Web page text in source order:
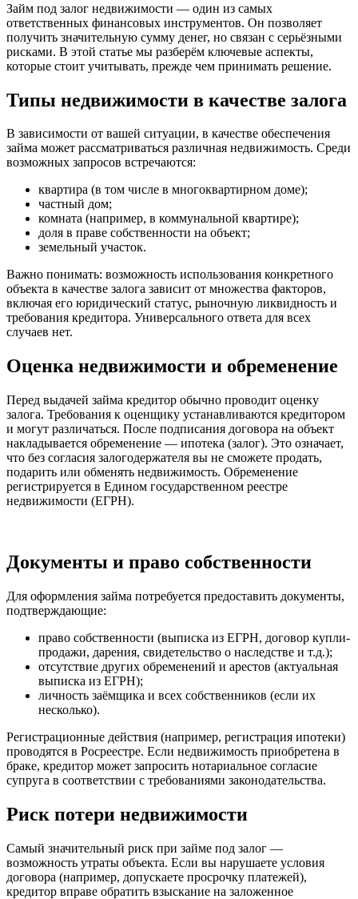
Займ под залог недвижимости — один из самых
ответственных финансовых инструментов. Он позволяет
получить значительную сумму денег, но связан с серьёзными
рисками. В этой статье мы разберём ключевые аспекты,
которые стоит учитывать, прежде чем принимать решение.
Типы недвижимости в качестве залога
В зависимости от вашей ситуации, в качестве обеспечения
займа может рассматриваться различная недвижимость. Среди
возможных запросов встречаются:
квартира (в том числе в многоквартирном доме);
частный дом;
комната (например, в коммунальной квартире);
доля в праве собственности на объект;
земельный участок.
Важно понимать: возможность использования конкретного
объекта в качестве залога зависит от множества факторов,
включая его юридический статус, рыночную ликвидность и
требования кредитора. Универсального ответа для всех
случаев нет.
Оценка недвижимости и обременение
Перед выдачей займа кредитор обычно проводит оценку
залога. Требования к оценщику устанавливаются кредитором
и могут различаться. После подписания договора на объект
накладывается обременение — ипотека (залог). Это означает,
что без согласия залогодержателя вы не сможете продать,
подарить или обменять недвижимость. Обременение
регистрируется в Едином государственном реестре
недвижимости (ЕГРН).
Документы и право собственности
Для оформления займа потребуется предоставить документы,
подтверждающие:
право собственности (выписка из ЕГРН, договор купли-
продажи, дарения, свидетельство о наследстве и т.д.);
отсутствие других обременений и арестов (актуальная
выписка из ЕГРН);
личность заёмщика и всех собственников (если их
несколько).
Регистрационные действия (например, регистрация ипотеки)
проводятся в Росреестре. Если недвижимость приобретена в
браке, кредитор может запросить нотариальное согласие
супруга в соответствии с требованиями законодательства.
Риск потери недвижимости
Самый значительный риск при займе под залог —
возможность утраты объекта. Если вы нарушаете условия
договора (например, допускаете просрочку платежей),
кредитор вправе обратить взыскание на заложенное